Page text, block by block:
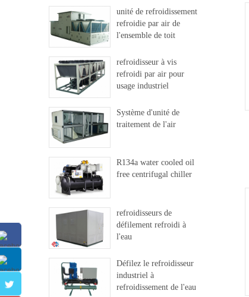
unité de refroidissement
refroidie par air de
l'ensemble de toit
refroidisseur à vis
refroidi par air pour
usage industriel
Système d'unité de
traitement de l'air
R134a water cooled oil
free centrifugal chiller
refroidisseurs de
défilement refroidi à
l'eau
Défilez le refroidisseur
industriel à
refroidissement de l'eau